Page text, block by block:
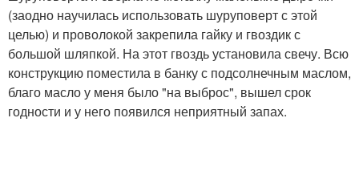
(заодно научилась использовать шуруповерт с этой
целью) и проволокой закрепила гайку и гвоздик с
большой шляпкой. На этот гвоздь установила свечу. Всю
конструкцию поместила в банку с подсолнечным маслом,
благо масло у меня было "на выброс", вышел срок
годности и у него появился неприятный запах.